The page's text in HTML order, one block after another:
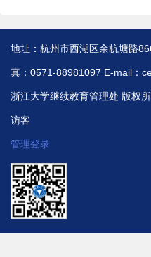
地址：杭州市西湖区余杭塘路
真：0571-88981097 E-mail：
浙江大学继续教育管理处 版权
访客
管理登录